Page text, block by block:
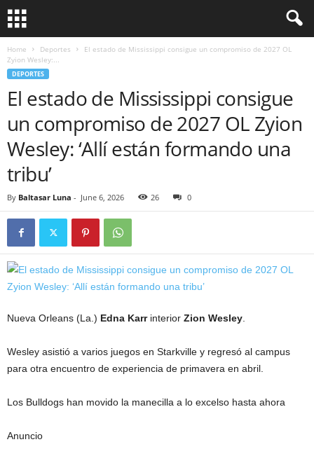
Home Deportes
El estado de Mississippi consigue un compromiso de 2027 OL
Zyion Wesley:...
DEPORTES
El estado de Mississippi consigue
un compromiso de 2027 OL Zyion
Wesley: ‘Allí están formando una
tribu’
By Baltasar Luna - June 6, 2026 26 0
Nueva Orleans (La.) Edna Karrinterior Zion Wesley
Wesley asistió a varios juegos en Starkville y regresó al campus
para otra encuentro de experiencia de primavera en abril.
Los Bulldogs han movido la manecilla a lo excelso hasta ahora
Anuncio